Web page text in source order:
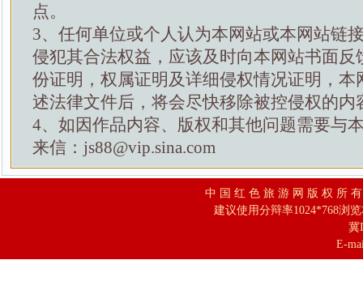
点。
3、任何单位或个人认为本网站或本网站链
侵犯其合法权益，应该及时向本网站书面反
份证明，权属证明及详细侵权情况证明，本
述法律文件后，将会尽快移除被控侵权的内
4、如因作品内容、版权和其他问题需要与
来信：js88@vip.sina.com
中 国 红 色 旅 游 网 版 权 所
建议使用分辩率1024*768浏
冀
E-